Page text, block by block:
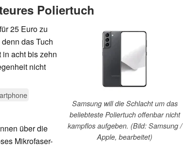
Poliertuch
Samsung will die Schlacht um das
beliebteste Poliertuch offenbar nicht
kampflos aufgeben. (Bild: Samsung /
Apple, bearbeitet)
25 Euro zu
das Tuch
acht bis zehn
nicht
über die
Mikrofaser-